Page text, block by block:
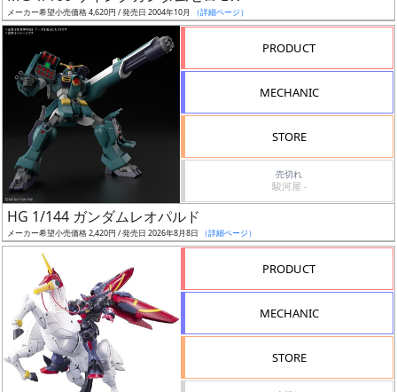
ア
ー
ー
タ
ー
属
品
（β）
メーカー希望小売価格 4,620円 / 発売日 2004年10月 （詳細ページ）
PRODUCT
MECHANIC
STORE
売切れ
駿河屋 -
HG 1/144 ガンダムレオパルド
メーカー希望小売価格 2,420円 / 発売日 2026年8月8日 （詳細ページ）
PRODUCT
MECHANIC
STORE